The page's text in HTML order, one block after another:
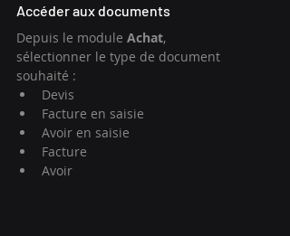
Accéder aux documents
Depuis le module Achat,
sélectionner le type de document
souhaité :
Devis
Facture en saisie
Avoir en saisie
Facture
Avoir